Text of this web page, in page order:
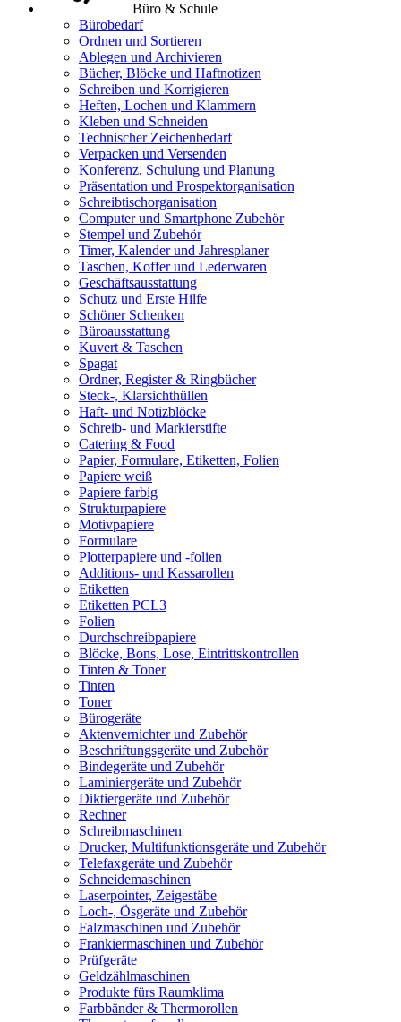
Büro & Schule
Bürobedarf
Ordnen und Sortieren
Ablegen und Archivieren
Bücher, Blöcke und Haftnotizen
Schreiben und Korrigieren
Heften, Lochen und Klammern
Kleben und Schneiden
Technischer Zeichenbedarf
Verpacken und Versenden
Konferenz, Schulung und Planung
Präsentation und Prospektorganisation
Schreibtischorganisation
Computer und Smartphone Zubehör
Stempel und Zubehör
Timer, Kalender und Jahresplaner
Taschen, Koffer und Lederwaren
Geschäftsausstattung
Schutz und Erste Hilfe
Schöner Schenken
Büroausstattung
Kuvert & Taschen
Spagat
Ordner, Register & Ringbücher
Steck-, Klarsichthüllen
Haft- und Notizblöcke
Schreib- und Markierstifte
Catering & Food
Papier, Formulare, Etiketten, Folien
Papiere weiß
Papiere farbig
Strukturpapiere
Motivpapiere
Formulare
Plotterpapiere und -folien
Additions- und Kassarollen
Etiketten
Etiketten PCL3
Folien
Durchschreibpapiere
Blöcke, Bons, Lose, Eintrittskontrollen
Tinten & Toner
Tinten
Toner
Bürogeräte
Aktenvernichter und Zubehör
Beschriftungsgeräte und Zubehör
Bindegeräte und Zubehör
Laminiergeräte und Zubehör
Diktiergeräte und Zubehör
Rechner
Schreibmaschinen
Drucker, Multifunktionsgeräte und Zubehör
Telefaxgeräte und Zubehör
Schneidemaschinen
Laserpointer, Zeigestäbe
Loch-, Ösgeräte und Zubehör
Falzmaschinen und Zubehör
Frankiermaschinen und Zubehör
Prüfgeräte
Geldzählmaschinen
Produkte fürs Raumklima
Farbbänder & Thermorollen